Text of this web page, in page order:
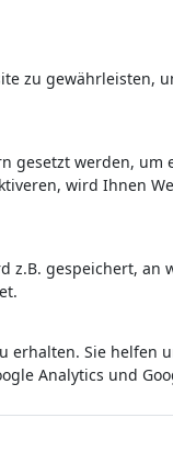
zu gewährleisten,
gesetzt werden, um
wird Ihnen
z.B. gespeichert, an
erhalten. Sie helfen
Analytics und